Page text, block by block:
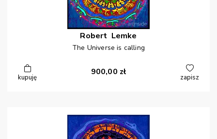
Robert Lemke
The Universe is calling
kupuję
900,00 zł
zapisz